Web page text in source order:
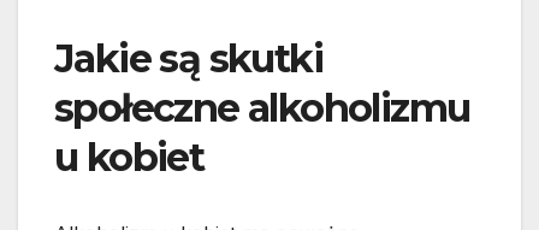
Jakie są skutki
społeczne alkoholizmu
u kobiet